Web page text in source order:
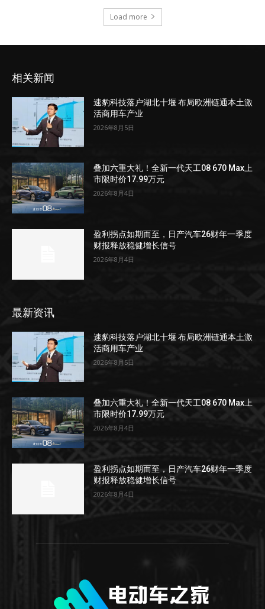
Load more
相关新闻
速豹科技落户湖北十堰 布局欧洲链通本土激
活商用车产业
2026年8月5日
叠加六重大礼！全新一代天工08 670 Max上
市限时价17.99万元
2026年8月4日
盈利拐点如期而至，日产汽车26财年一季度
财报释放稳健增长信号
2026年8月4日
最新资讯
速豹科技落户湖北十堰 布局欧洲链通本土激
活商用车产业
2026年8月5日
叠加六重大礼！全新一代天工08 670 Max上
市限时价17.99万元
2026年8月4日
盈利拐点如期而至，日产汽车26财年一季度
财报释放稳健增长信号
2026年8月4日